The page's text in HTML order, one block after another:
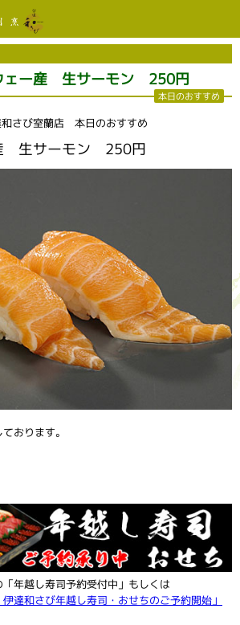
ェー産 生サーモン 250円
本日のおすすめ
さび室蘭店 本日のおすすめ
生サーモン 250円
おります。
「年越し寿司予約受付中」もしくは
達和さび年越し寿司・おせちのご予約開始」